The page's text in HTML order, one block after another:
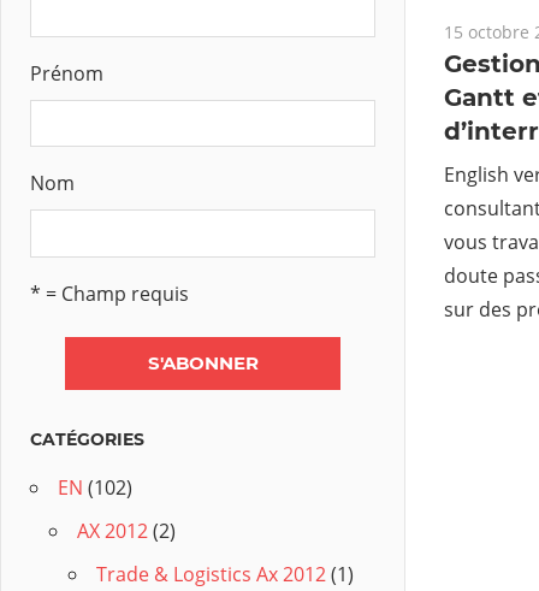
15 octobre
Gantt
English
vous
doute
sur des
Prénom
Nom
* = Champ requis
CATÉGORIES
EN (102)
AX 2012(2)
Trade & Logistics Ax 2012(1)